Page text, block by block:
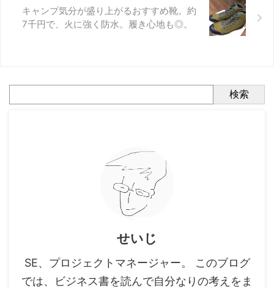
キャンプ気分が盛り上がるおすすめ靴。約
7千円で、火に強く防水。履き心地も◎。
検索
せいじ
SE、プロジェクトマネージャー。 このブログ
では、ビジネス書を読んで自分なりの考えをま